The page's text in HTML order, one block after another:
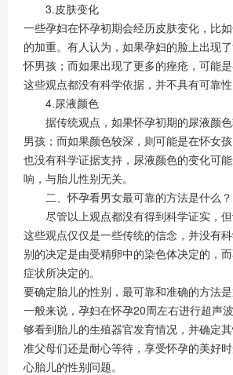
3.皮肤变化
一些孕妇在怀孕初期会经历皮肤变化，比
的加重。有人认为，如果孕妇的脸上出现
怀男孩；而如果出现了更多的痤疮，可能
这些观点都没有科学依据，并不具有可靠性
4.尿液颜色
据传统观点，如果怀孕初期的尿液颜色
男孩；而如果颜色较深，则可能是在怀女
也没有科学证据支持，尿液颜色的变化可
响，与胎儿性别无关。
二、怀孕看男女最可靠的方法是什么？
尽管以上观点都没有得到科学证实，但
这些观点仅仅是一些传统的信念，并没有
别的决定是由受精卵中的染色体决定的，
症状所决定的。
要确定胎儿的性别，最可靠和准确的方法是
一般来说，孕妇在怀孕20周左右进行超声
够看到胎儿的生殖器官发育情况，并确定
准父母们还是耐心等待，享受怀孕的美好
心胎儿的性别问题。